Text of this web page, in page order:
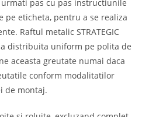
pas cu pas instructiunile
pe eticheta, pentru a se realiza
Raftul metalic STRATEGIC
distribuita uniform pe polita de
aceasta greutate numai daca
conform modalitatilor
de montaj.